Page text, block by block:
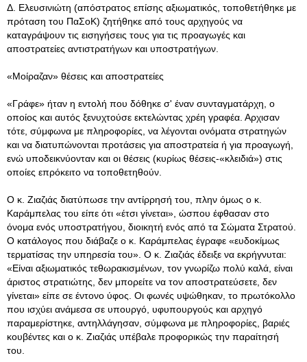
Δ. Ελευσινιώτη (απόστρατος επίσης αξιωματικός, τοποθετήθηκε με
πρόταση του ΠαΣοΚ) ζητήθηκε από τους αρχηγούς να
καταγράψουν τις εισηγήσεις τους για τις προαγωγές και
αποστρατείες αντιστρατήγων και υποστρατήγων.
«Μοίραζαν» θέσεις και αποστρατείες
«Γράφε» ήταν η εντολή που δόθηκε σ' έναν συνταγματάρχη, ο
οποίος και αυτός ξενυχτούσε εκτελώντας χρέη γραφέα. Αρχισαν
τότε, σύμφωνα με πληροφορίες, να λέγονται ονόματα στρατηγών
και να διατυπώνονται προτάσεις για αποστρατεία ή για προαγωγή,
ενώ υποδεικνύονταν και οι θέσεις (κυρίως θέσεις-«κλειδιά») στις
οποίες επρόκειτο να τοποθετηθούν.
Ο κ. Ζιαζιάς διατύπωσε την αντίρρησή του, πλην όμως ο κ.
Καράμπελας του είπε ότι «έτσι γίνεται», ώσπου έφθασαν στο
όνομα ενός υποστρατήγου, διοικητή ενός από τα Σώματα Στρατού.
Ο κατάλογος που διάβαζε ο κ. Καράμπελας έγραφε «ευδοκίμως
τερματίσας την υπηρεσία του». Ο κ. Ζιαζιάς έδειξε να εκρήγνυται:
«Είναι αξιωματικός τεθωρακισμένων, τον γνωρίζω πολύ καλά, είναι
άριστος στρατιώτης, δεν μπορείτε να τον αποστρατεύσετε, δεν
γίνεται» είπε σε έντονο ύφος. Οι φωνές υψώθηκαν, το πρωτόκολλο
που ισχύει ανάμεσα σε υπουργό, υφυπουργούς και αρχηγό
παραμερίστηκε, αντηλλάγησαν, σύμφωνα με πληροφορίες, βαριές
κουβέντες και ο κ. Ζιαζιάς υπέβαλε προφορικώς την παραίτησή
του.